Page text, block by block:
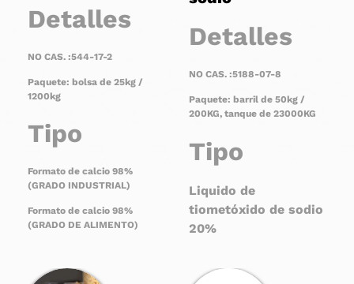
Detalles
NO CAS. :544-17-2
Paquete: bolsa de 25kg /
1200kg
Tipo
Formato de calcio 98%
(GRADO INDUSTRIAL)
Formato de calcio 98%
(GRADO DE ALIMENTO)
Detalles
NO CAS. :5188-07-8
Paquete: barril de 50kg /
200KG, tanque de 23000KG
Tipo
Liquido de
tiometóxido de sodio
20%